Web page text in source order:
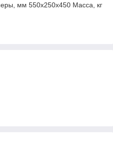
мм 550х250х450 Масса, кг